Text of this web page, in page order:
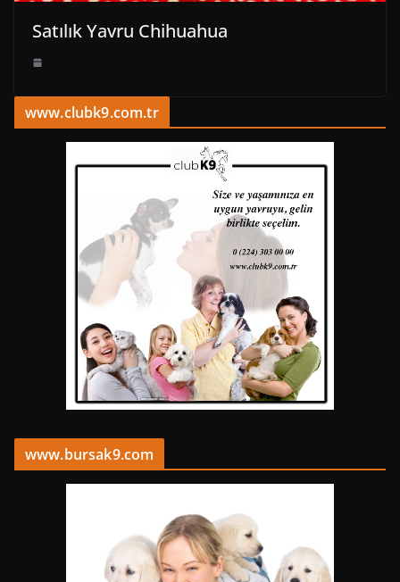
Satılık Yavru Chihuahua
www.clubk9.com.tr
www.bursak9.com